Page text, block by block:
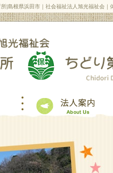
|島根県浜田市｜社会福祉法人旭光福祉会